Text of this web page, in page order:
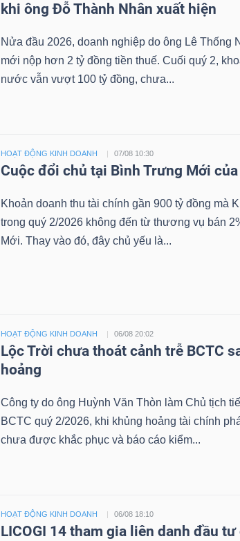
khi ông Đỗ Thành Nhân xuất hiện
Nửa đầu 2026, doanh nghiệp do ông Lê Thống
mới nộp hơn 2 tỷ đồng tiền thuế. Cuối quý 2,
nước vẫn vượt 100 tỷ đồng, chưa...
HOẠT ĐỘNG KINH DOANH 07/08 10:30
Cuộc đổi chủ tại Bình Trưng Mới
Khoản doanh thu tài chính gần 900 tỷ đồng mà
trong quý 2/2026 không đến từ thương vụ bán
Mới. Thay vào đó, đây chủ yếu là...
HOẠT ĐỘNG KINH DOANH 06/08 20:02
Lộc Trời chưa thoát cảnh trễ BCTC
hoảng
Công ty do ông Huỳnh Văn Thòn làm Chủ tịch
BCTC quý 2/2026, khi khủng hoảng tài chính
chưa được khắc phục và báo cáo kiểm...
HOẠT ĐỘNG KINH DOANH 06/08 18:10
LICOGI 14 tham gia liên danh đầu